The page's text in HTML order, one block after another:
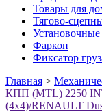
Товары для
Тягово-
Фаркоп
Фиксатор
Главная >
КПП (MTL) 2250
(4x4)/RENAULT